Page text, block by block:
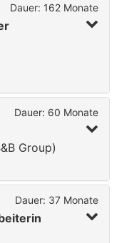
Dauer: 162 Monate
Dauer: 60 Monate
Group)
Dauer: 37 Monate